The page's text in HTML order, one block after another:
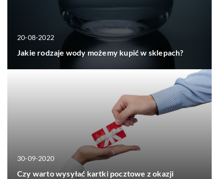
20-08-2022
Jakie rodzaje wody możemy kupić w sklepach?
30-09-2020
Czy warto wysyłać kartki pocztowe z okazji